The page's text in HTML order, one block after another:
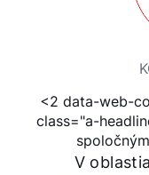
<2 data-web-
class="a-
V